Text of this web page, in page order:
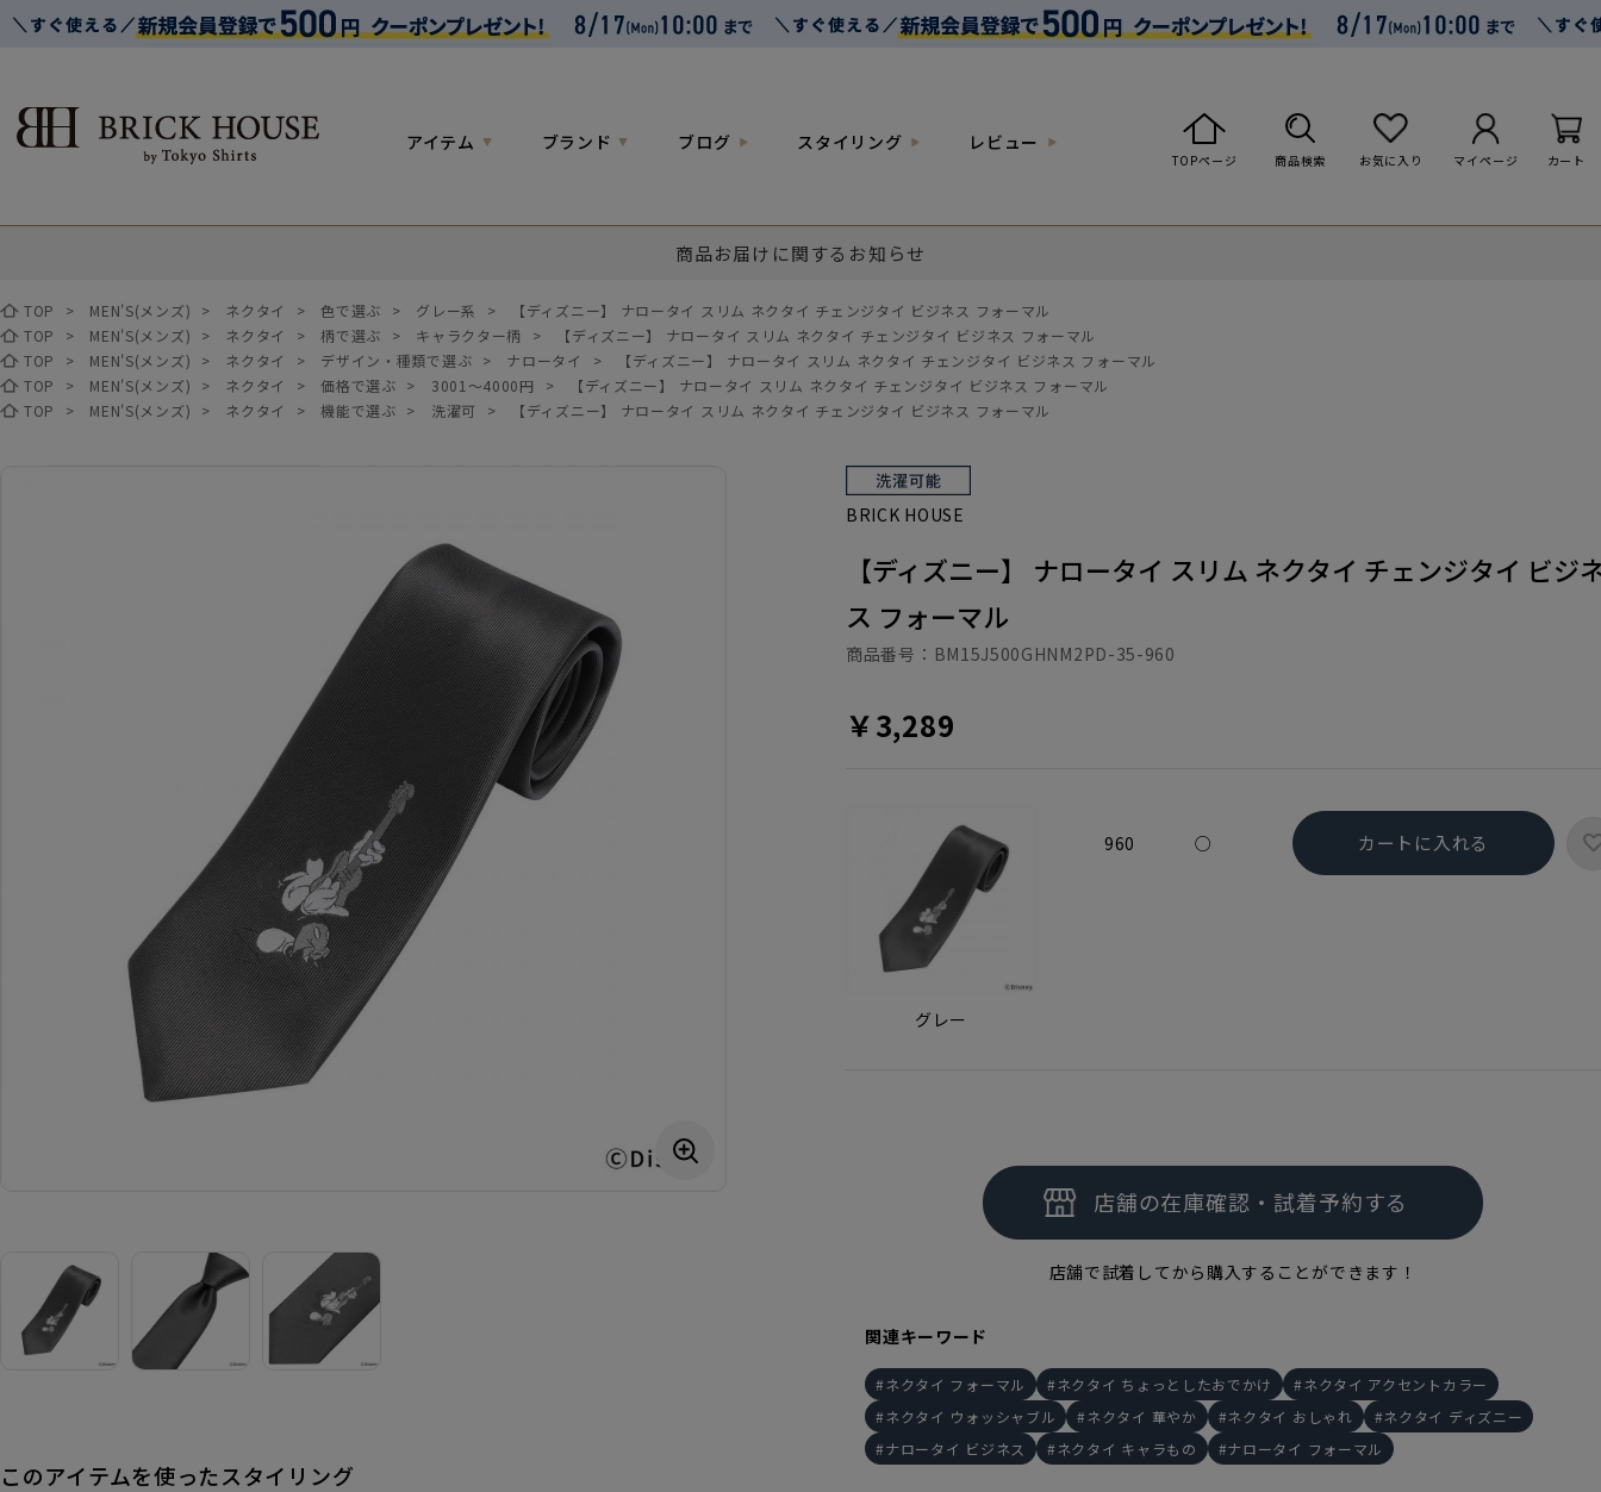
アイテム ブランド ブログ スタイリング レビュー
TOPページ 商品検索 お気に入り マイページ カート
商品お届けに関するお知らせ
TOP > MEN'S(メンズ) > ネクタイ > 色で選ぶ > グレー系 >
【ディズニー】 ナロータイ スリム ネクタイ チェンジタイ ビジネス フォーマル
TOP
> MEN'S(メンズ) > ネクタイ > 柄で選ぶ > キャラクター柄 >
【ディズニー】 ナロータイ スリム ネクタイ チェンジタイ ビジネス フォーマル
TOP
> MEN'S(メンズ) > ネクタイ > デザイン・種類で選ぶ > ナロータイ >
【ディズニー】 ナロータイ スリム ネクタイ チェンジタイ ビジネス フォーマル
TOP
> MEN'S(メンズ) > ネクタイ > 価格で選ぶ > 3001～4000円 >
【ディズニー】 ナロータイ スリム ネクタイ チェンジタイ ビジネス フォーマル
TOP
> MEN'S(メンズ) > ネクタイ > 機能で選ぶ > 洗濯可 > 【ディズニー】 ナロータイ スリム ネクタイ チェンジタイ ビジネス フォーマル
このアイテムを使ったスタイリング
BRICK HOUSE
【ディズニー】 ナロータイ スリム ネクタイ チェンジタイ ビジ
ス フォーマル
￥3,289
商品番号： BM15J500GHNM2PD-35-960
グレー
960 ○ カートに入れる
店舗で試着してから購入することができます！
関連キーワード
ネクタイ フォーマル ネクタイ ちょっとしたおでかけ
ネクタイ アクセントカラー
ネクタイ ウォッシャブル
ネクタイ 華やか ネクタイ おしゃれ
ネクタイ ディズニー
ナロータイ ビジネス
ネクタイ キャラもの ナロータイ フォーマル